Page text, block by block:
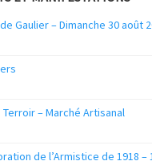
Gaulier – Dimanche 30 août
Terroir – Marché Artisanal
de l’Armistice de 1918 –